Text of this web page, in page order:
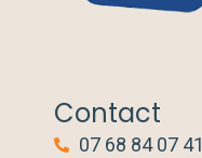
Contact
07 68 84 07 41